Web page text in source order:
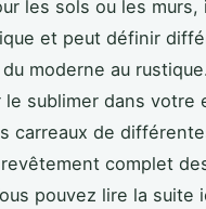
les sols ou les murs,
et peut définir
moderne au
sublimer dans votre
carreaux de
complet
pouvez lire la suite